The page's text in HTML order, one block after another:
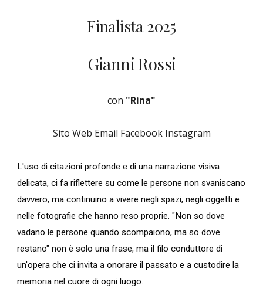
Finalista 2025
Gianni Rossi
con "Rina"
Sito Web Email Facebook Instagram
L'uso di citazioni profonde e di una narrazione visiva
delicata, ci fa riflettere su come le persone non svaniscano
davvero, ma continuino a vivere negli spazi, negli oggetti e
nelle fotografie che hanno reso proprie. "Non so dove
vadano le persone quando scompaiono, ma so dove
restano" non è solo una frase, ma il filo conduttore di
un'opera che ci invita a onorare il passato e a custodire la
memoria nel cuore di ogni luogo.